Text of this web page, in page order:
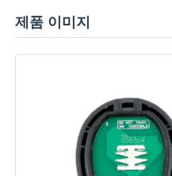
연락처
모든 케이스
제품 이미지